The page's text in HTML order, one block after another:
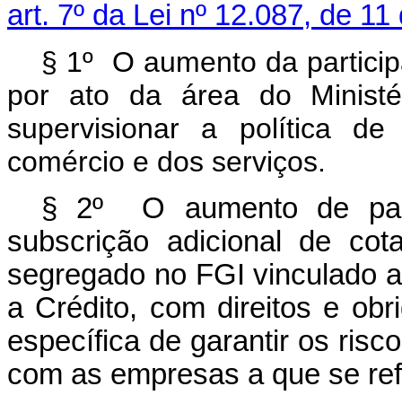
art. 7º da Lei nº 12.087, de
§ 1º O aumento da
por ato da área do
supervisionar a política de
comércio e dos serviços.
§ 2º O aumento de
subscrição adicional de
segregado no FGI vinculado
a Crédito, com direitos e
específica de garantir os
com as empresas a que se